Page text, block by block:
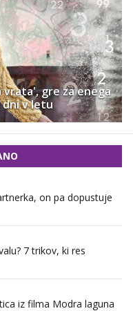
vrata', gre za enega
dni v letu
on pa dopustuje
7 trikov, ki res
iz filma Modra laguna